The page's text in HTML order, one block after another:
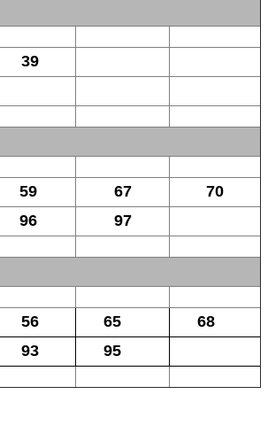
39
59 67
70
96 97
56 65
68
93 95